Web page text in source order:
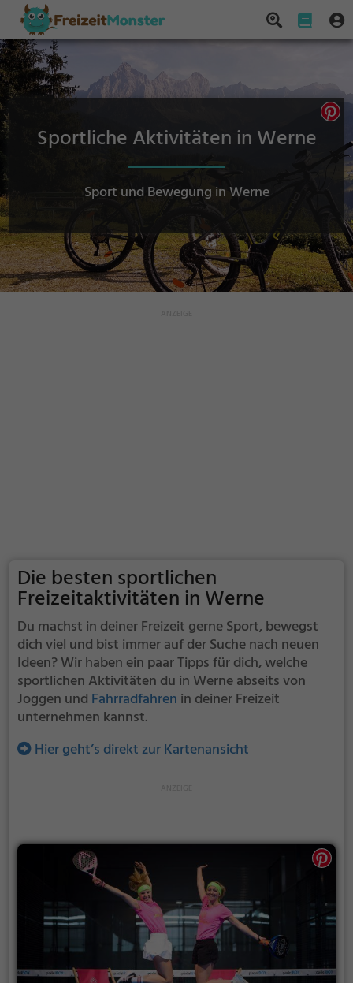
Sportliche Aktivitäten in Werne
Sport und Bewegung in Werne
Die besten sportlichen
Freizeitaktivitäten in Werne
Du machst in deiner Freizeit gerne Sport, bewegst
dich viel und bist immer auf der Suche nach neuen
Ideen? Wir haben ein paar Tipps für dich, welche
sportlichen Aktivitäten du in Werne abseits von
Joggen und Fahrradfahren in deiner Freizeit
unternehmen kannst.
Hier geht’s direkt zur Kartenansicht